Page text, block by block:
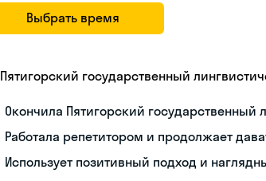
Выбрать время
Пятигорский государственный
Окончила Пятигорский государственный
Работала репетитором и продолжает
Использует позитивный подход и